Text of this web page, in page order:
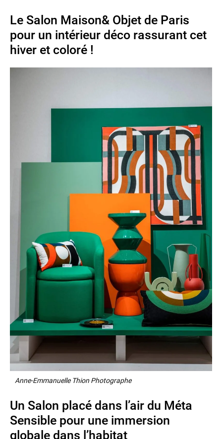
Le Salon Maison& Objet de Paris
pour un intérieur déco rassurant cet
hiver et coloré !
Anne-Emmanuelle Thion Photographe
Un Salon placé dans l’air du Méta
Sensible pour une immersion
globale dans l’habitat